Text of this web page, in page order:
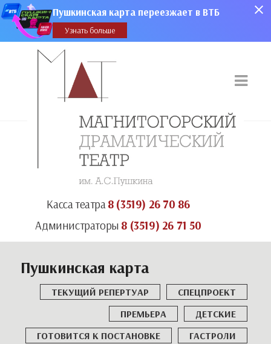
Пушкинская карта переезжает в ВТБ
Узнать больше
Касса театра8 (3519) 26 70 86
Администраторы 8 (3519) 26 71 50
Пушкинская карта
ТЕКУЩИЙ РЕПЕРТУАР
СПЕЦПРОЕКТ
ПРЕМЬЕРА
ДЕТСКИЕ
ГОТОВИТСЯ К ПОСТАНОВКЕ
ГАСТРОЛИ